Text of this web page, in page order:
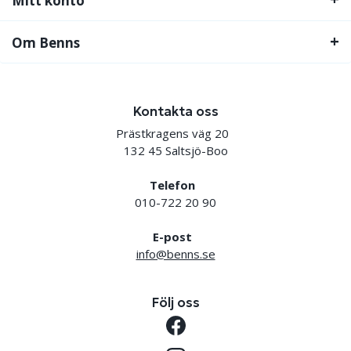
Om Benns
Kontakta oss
Prästkragens väg 20
132 45 Saltsjö-Boo
Telefon
010-722 20 90
E-post
info@benns.se
Följ oss